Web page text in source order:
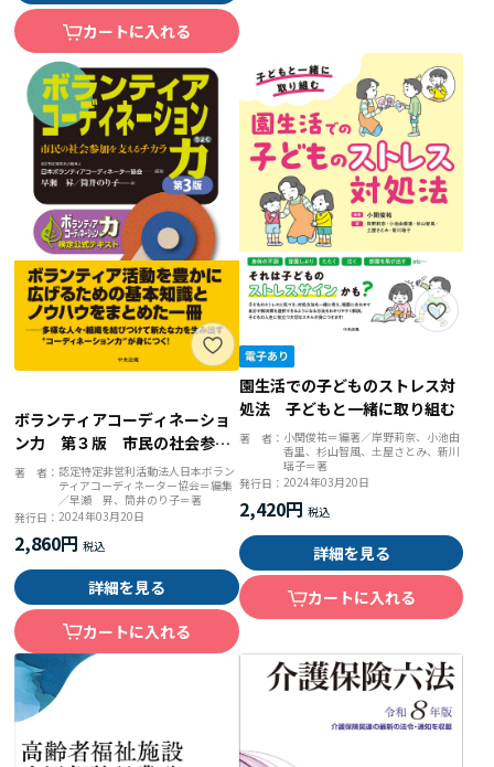
カートに入れる
ボランティアコーディネーショ
ン力 第３版 市民の社会参加
を支えるチカラ ボランティア
コーディネーション力検定公式
テキスト
著 者：認定特定非営利活動法人日本ボラン
ティアコーディネーター協会＝編集
／早瀬 昇、筒井のり子＝著
発行日：2024年03月20日
2,860円
詳細を見る
カートに入れる
園生活での子どものストレス対
処法 子どもと一緒に取り組む
著 者： 小関俊祐＝編著／岸野莉奈、小池由
香里、杉山智風、土屋さとみ、新川
瑶子＝著
発行日： 2024年03月20日
2,420円
詳細を見る
カートに入れる